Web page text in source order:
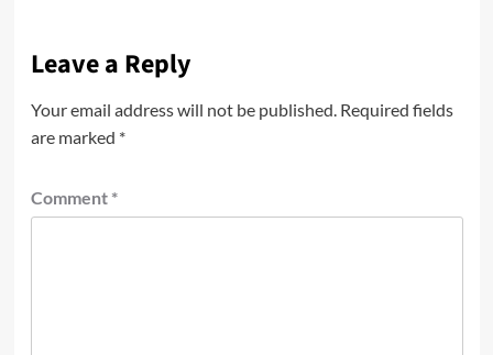
Leave a Reply
Your email address will not be published. Required fields
are marked *
Comment *